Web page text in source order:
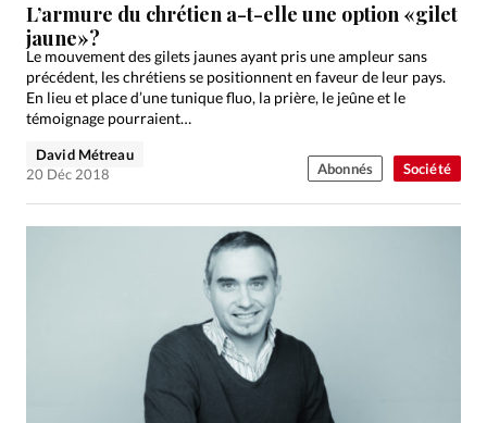
Devise:
RUBRIQUES
Tous les articles
Actualité chrétienne
Actualité internationale
Dossier
Eglises Génération réveil
Monde
Société
Tour du monde des Eglises
Trait d'Ixène
Société
L’armure du chrétien a-t-elle une option «gilet
jaune»?
Le mouvement des gilets jaunes ayant pris une ampleur sans
précédent, les chrétiens se positionnent en faveur de leur pays.
En lieu et place d’une tunique fluo, la prière, le jeûne et le
témoignage pourraient…
David Métreau
20 Déc 2018
Abonnés